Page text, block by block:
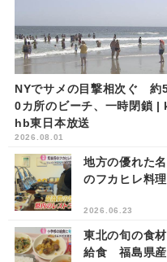
NYでサメの目撃相次ぐ 約
0カ所のビーチ、一時閉鎖 |
hb東日本放送
2026.08.01
地方の優れた
のフカヒレ料
2026.06.23
東北の旬の食
給食 福島県産